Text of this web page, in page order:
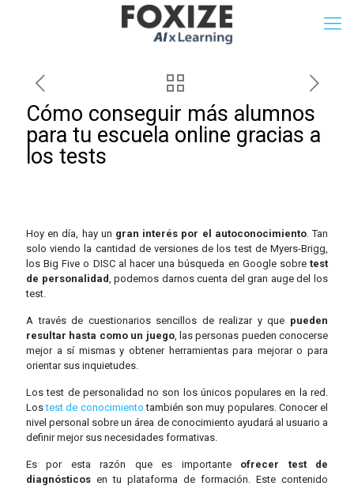
Cómo conseguir más alumnos
para tu escuela online gracias a
los tests
Hoy en día, hay un gran interés por el autoconocimiento. Tan
solo viendo la cantidad de versiones de los test de Myers-Brigg,
los Big Five o DISC al hacer una búsqueda en Google sobretest
de personalidad, podemos darnos cuenta del gran auge del los
test.
A través de cuestionarios sencillos de realizar y que pueden
resultar hasta como un juego, las personas pueden conocerse
mejor a sí mismas y obtener herramientas para mejorar o para
orientar sus inquietudes.
Los test de personalidad no son los únicos populares en la red.
Lostest de conocimiento también son muy populares. Conocer el
nivel personal sobre un área de conocimiento ayudará al usuario a
definir mejor sus necesidades formativas.
Es por esta razón que es importante ofrecer test de
diagnósticos en tu plataforma de formación. Este contenido